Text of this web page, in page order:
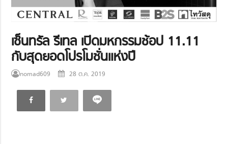
เซ็นทรัล รีเทล เปิดมหกรรมช้อป 11.11
กับสุดยอดโปรโมชั่นแห่งปี
nomad609 28 ต.ค. 2019